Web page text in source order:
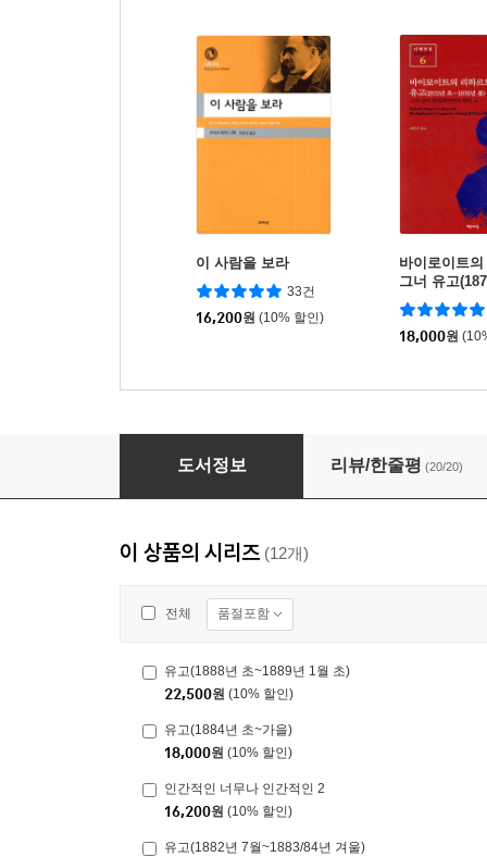
이 사람을 보라
33건
16,200원 (10% 할인)
바이로이트
그너 유고
년 봄)
18,000원
차라투스트라는 이렇게 말했다
도서정보 리뷰/한줄평 (20/20)
이 상품의 시리즈 (12개)
전체 품절포함
유고(1888년 초~1889년 1월 초)
22,500원 (10% 할인)
유고(1884년 초~가을)
18,000원 (10% 할인)
인간적인 너무나 인간적인 2
16,200원 (10% 할인)
유고(1882년 7월~1883/84년 겨울)